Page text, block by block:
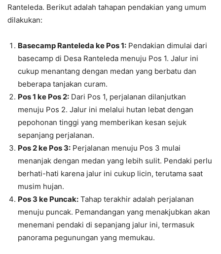
Ranteleda. Berikut adalah tahapan pendakian yang umum
dilakukan:
Basecamp Ranteleda ke Pos 1: Pendakian dimulai dari
basecamp di Desa Ranteleda menuju Pos 1. Jalur ini
cukup menantang dengan medan yang berbatu dan
beberapa tanjakan curam.
Pos 1 ke Pos 2: Dari Pos 1, perjalanan dilanjutkan
menuju Pos 2. Jalur ini melalui hutan lebat dengan
pepohonan tinggi yang memberikan kesan sejuk
sepanjang perjalanan.
Pos 2 ke Pos 3: Perjalanan menuju Pos 3 mulai
menanjak dengan medan yang lebih sulit. Pendaki perlu
berhati-hati karena jalur ini cukup licin, terutama saat
musim hujan.
Pos 3 ke Puncak: Tahap terakhir adalah perjalanan
menuju puncak. Pemandangan yang menakjubkan akan
menemani pendaki di sepanjang jalur ini, termasuk
panorama pegunungan yang memukau.